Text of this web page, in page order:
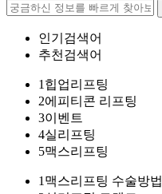
인기검색어
추천검색어
1 힙업리프팅
2에피티콘 리프팅
3이벤트
4실리프팅
5맥스리프팅
1 맥스리프팅 수술방법